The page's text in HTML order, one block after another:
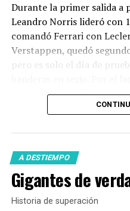
Durante la primer salida a
Leandro Norris lideró con
comandó Ferrari con
Verstappen, quedó
pero es solo el día de
auto tras el accidente
En laFórmula2,Franco
desempeño a la hora de la
largará nuevamente desde
A DESTIEMPO
Gigantes de
Historia de superación